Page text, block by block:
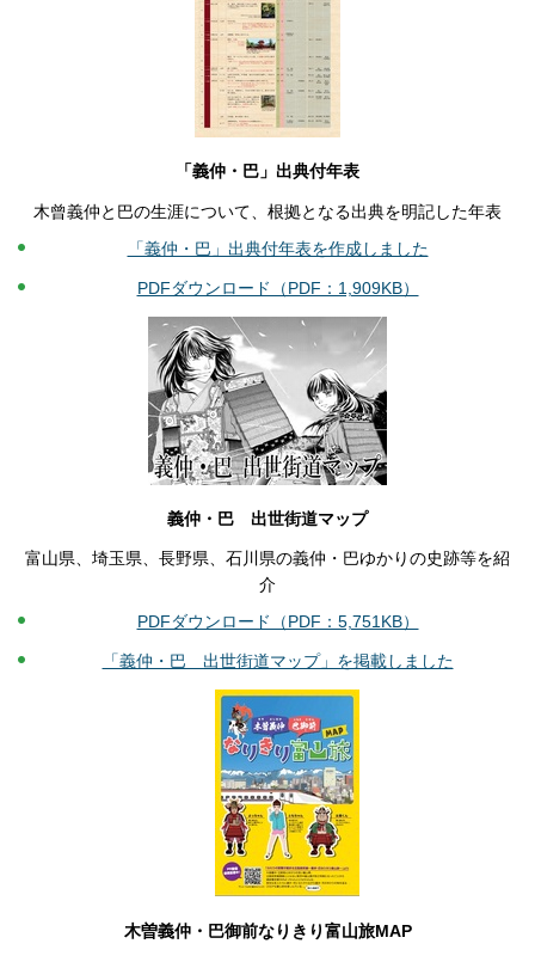
「義仲・巴」出典付年表
木曾義仲と巴の生涯について、根拠となる出典を明記した年表
「義仲・巴」出典付年表を作成しました
PDFダウンロード（PDF：1,909KB）
義仲・巴 出世街道マップ
富山県、埼玉県、長野県、石川県の義仲・巴ゆかりの史跡等を紹
介
PDFダウンロード（PDF：5,751KB）
「義仲・巴 出世街道マップ」を掲載しました
木曽義仲・巴御前なりきり富山旅MAP